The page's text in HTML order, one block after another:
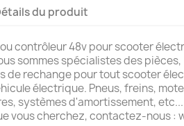
du produit
contrôleur 48v pour scooter
sommes spécialistes des pièces,
de rechange pour tout scooter
électrique. Pneus, freins,
systèmes d'amortissement,
vous cherchez, contactez-nous :